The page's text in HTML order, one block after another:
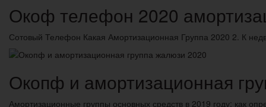
Окоф телефон 2020
Сотовый Телефон Какая Амортизационная Группа 2020 2. К
Окопф и амортизационная
Амортизационные группы основных средств в 2019 году: как